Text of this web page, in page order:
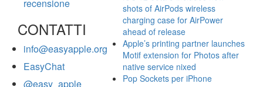
recensione
CONTATTI
info@easyapple.org
EasyChat
@easy_apple
shots of AirPods wireless
charging case for AirPower
ahead of release
Apple’s printing partner launches
Motif extension for Photos after
native service nixed
Pop Sockets per iPhone